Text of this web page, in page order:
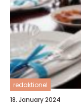
redaktionel
18. January 2024